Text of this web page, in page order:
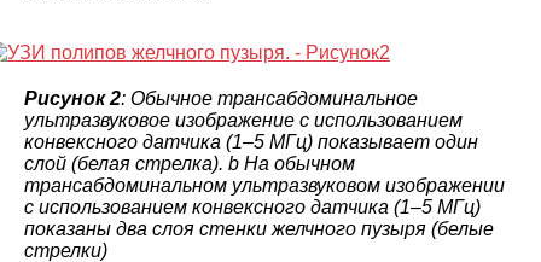
Рисунок 2: Обычное трансабдоминальное
ультразвуковое изображение с использованием
конвексного датчика (1–5 МГц) показывает один
слой (белая стрелка). b На обычном
трансабдоминальном ультразвуковом изображении
с использованием конвексного датчика (1–5 МГц)
показаны два слоя стенки желчного пузыря (белые
стрелки)